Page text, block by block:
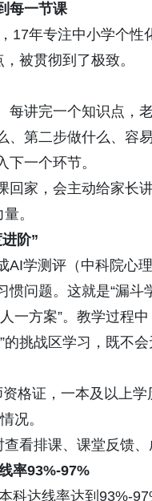
每一节课
17年专注中小学个
被贯彻到了极致。
每讲完一个知识点，
、第二步做什么、容
一个环节。
回家，会主动给家长
。
阶”
AI学测评（中科院心
惯问题。这就是“漏
一方案”。教学过程
的挑战区学习，既不
格证，一本及以上
况。
查看排课、课堂反馈
率93%-97%
科达线率达到93%-